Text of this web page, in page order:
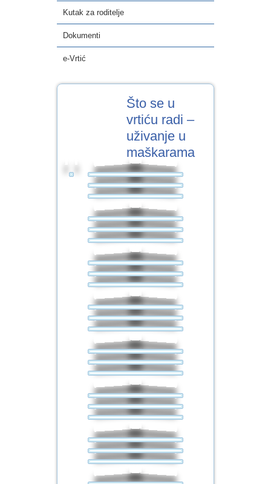
Kutak za roditelje
Dokumenti
e-Vrtić
Što se u
vrtiću radi –
uživanje u
maškarama